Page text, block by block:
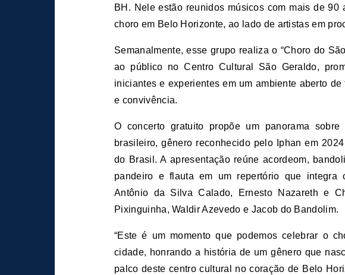
BH. Nele estão reunidos músicos com mais de
choro em Belo Horizonte, ao lado de artistas em
Semanalmente, esse grupo realiza o “Choro do
ao público no Centro Cultural São Geraldo,
iniciantes e experientes em um ambiente aberto
e convivência.
O concerto gratuito propõe um panorama
brasileiro, gênero reconhecido pelo Iphan em
do Brasil. A apresentação reúne acordeom,
pandeiro e flauta em um repertório que integra
Antônio da Silva Calado, Ernesto Nazareth e
Pixinguinha, Waldir Azevedo e Jacob do Bandolim.
“Este é um momento que podemos celebrar o
cidade, honrando a história de um gênero que
palco deste centro cultural no coração de Belo